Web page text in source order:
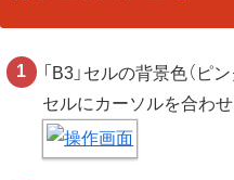
「B3」セルの背景色（ピ
セルにカーソルを合わせ